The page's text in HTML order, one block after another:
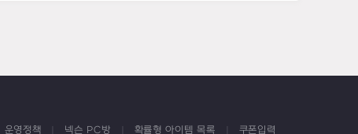
운영정책 넥슨 PC방 확률형 아이템 목록 쿠폰입력